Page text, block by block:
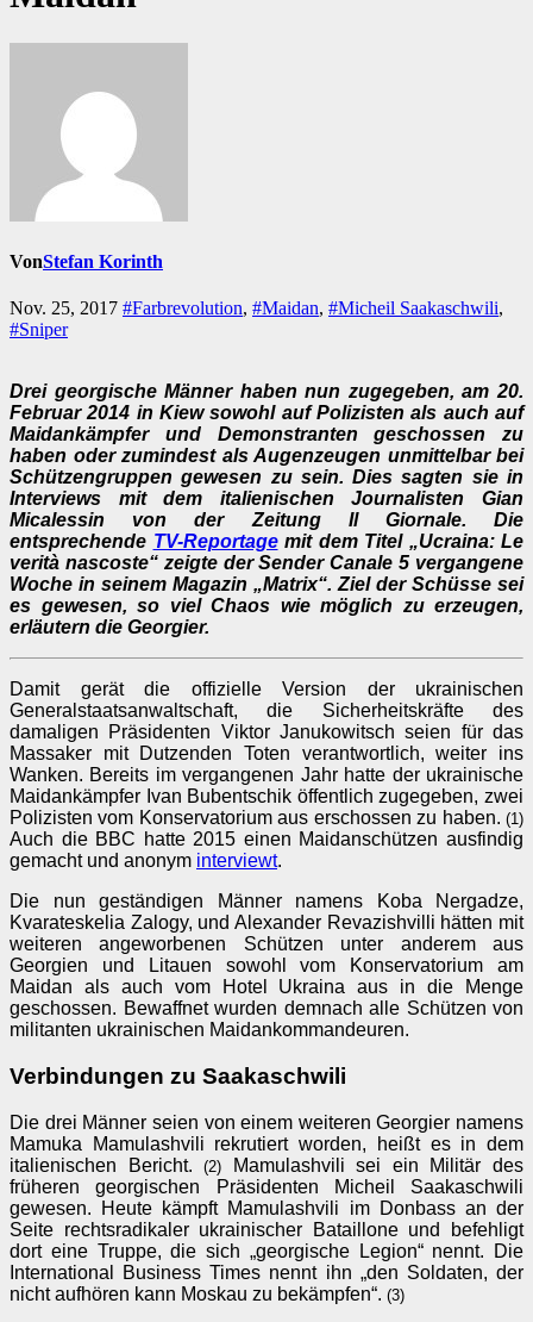
VonStefan Korinth
Nov. 25, 2017 #Farbrevolution, #Maidan, #Micheil Saakaschwili,
#Sniper
Drei georgische Männer haben nun zugegeben, am 20.
Februar 2014 in Kiew sowohl auf Polizisten als auch auf
Maidankämpfer und Demonstranten geschossen zu
haben oder zumindest als Augenzeugen unmittelbar bei
Schützengruppen gewesen zu sein. Dies sagten sie in
Interviews mit dem italienischen Journalisten Gian
Micalessin von der Zeitung Il Giornale. Die
entsprechende TV-Reportagemit dem Titel „Ucraina: Le
verità nascoste“ zeigte der Sender Canale 5 vergangene
Woche in seinem Magazin „Matrix“. Ziel der Schüsse sei
es gewesen, so viel Chaos wie möglich zu erzeugen,
erläutern die Georgier.
Damit gerät die offizielle Version der ukrainischen
Generalstaatsanwaltschaft, die Sicherheitskräfte des
damaligen Präsidenten Viktor Janukowitsch seien für das
Massaker mit Dutzenden Toten verantwortlich, weiter ins
Wanken. Bereits im vergangenen Jahr hatte der ukrainische
Maidankämpfer Ivan Bubentschik öffentlich zugegeben, zwei
Polizisten vom Konservatorium aus erschossen zu haben. (1)
Auch die BBC hatte 2015 einen Maidanschützen ausfindig
gemacht und anonym interviewt.
Die nun geständigen Männer namens Koba Nergadze,
Kvarateskelia Zalogy, und Alexander Revazishvilli hätten mit
weiteren angeworbenen Schützen unter anderem aus
Georgien und Litauen sowohl vom Konservatorium am
Maidan als auch vom Hotel Ukraina aus in die Menge
geschossen. Bewaffnet wurden demnach alle Schützen von
militanten ukrainischen Maidankommandeuren.
Verbindungen zu Saakaschwili
Die drei Männer seien von einem weiteren Georgier namens
Mamuka Mamulashvili rekrutiert worden, heißt es in dem
italienischen Bericht.(2) Mamulashvili sei ein Militär des
früheren georgischen Präsidenten Micheil Saakaschwili
gewesen. Heute kämpft Mamulashvili im Donbass an der
Seite rechtsradikaler ukrainischer Bataillone und befehligt
dort eine Truppe, die sich „georgische Legion“ nennt. Die
International Business Times nennt ihn „den Soldaten, der
nicht aufhören kann Moskau zu bekämpfen“. (3)